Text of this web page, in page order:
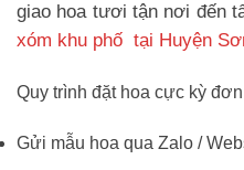
giao hoa tươi tận nơi đến
xóm khu phố tại Huyện
Quy trình đặt hoa cực kỳ
Gửi mẫu hoa qua Zalo /